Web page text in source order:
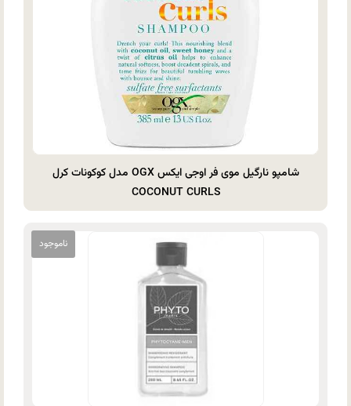
شامپو نارگیل موی فر اوجی ایکس OGX مدل کوکونات کرل
COCONUT CURLS